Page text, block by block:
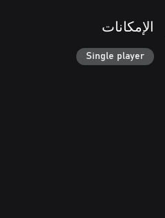
الإمكانات
Single player